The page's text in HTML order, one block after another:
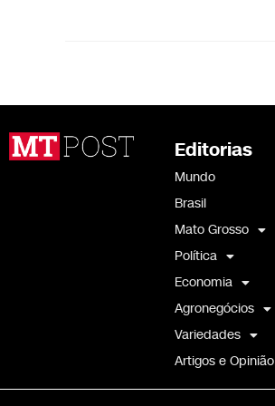
Editorias
Mundo
Brasil
Mato Grosso
Política
Economia
Agronegócios
Variedades
Artigos e Opinião